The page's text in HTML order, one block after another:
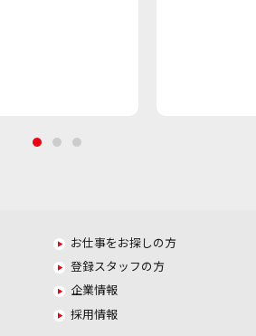
お仕事をお探しの方
登録スタッフの方
企業情報
採用情報